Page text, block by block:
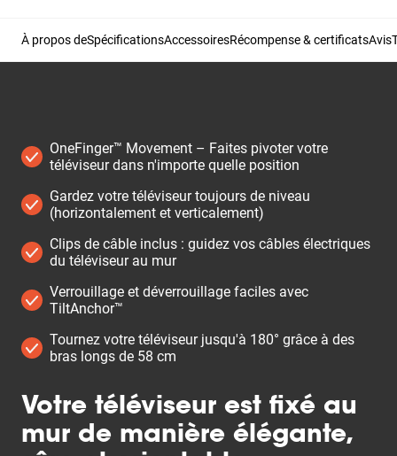
À propos deSpécificationsAccessoiresRécompense & certificatsAvis
OneFinger™ Movement – Faites pivoter votre
téléviseur dans n'importe quelle position
Gardez votre téléviseur toujours de niveau
(horizontalement et verticalement)
Clips de câble inclus : guidez vos câbles électriques
du téléviseur au mur
Verrouillage et déverrouillage faciles avec
TiltAnchor™
Tournez votre téléviseur jusqu'à 180° grâce à des
bras longs de 58 cm
Votre téléviseur est fixé au
mur de manière élégante,